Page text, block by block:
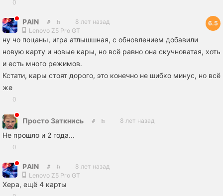
0
РAIN
8 лет назад
Lenovo Z5 Pro GT
6.5
ну чо поцаны, игра атлышшная, с обновлением добавили
новую карту и новые кары, но всё равно она скучноватая, хоть
и есть много режимов.
Кстати, кары стоят дорого, это конечно не шибко минус, но всё
же
0
Просто 3аткнись 8 лет назад
Не прошло и 2 года...
0
РAIN
8 лет назад
Lenovo Z5 Pro GT
Хера, ещё 4 карты